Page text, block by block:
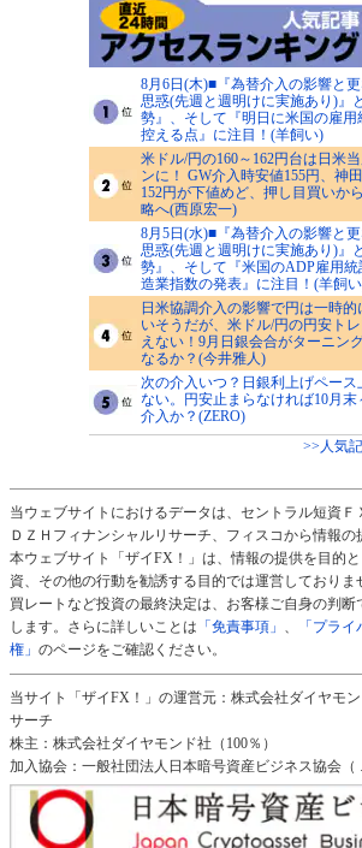
8月6日(木)■『為替介入の影響と
思惑(先週と週明けに実施あり)』
勢』、そして『明日に米国の雇用
控える点』に注目！(羊飼い)
米ドル/円の160～162円台は日米
ンに！ GW介入時安値155円、神
152円が下値めど、押し目買いか
略へ(西原宏一)
8月5日(水)■『為替介入の影響と
思惑(先週と週明けに実施あり)』
勢』、そして『米国のADP雇用
造業指数の発表』に注目！(羊飼
日米協調介入の影響で円は一時的
いそうだが、米ドル/円の円安ト
えない！9月日銀会合がターニン
なるか？(今井雅人)
次の介入いつ？日銀利上げペース
ない。円安止まらなければ10月末
介入か？(ZERO)
>>人気
当ウェブサイトにおけるデータは、セントラル短資Ｆ
ＤＺＨフィナンシャルリサーチ、フィスコから情報の
本ウェブサイト「ザイFX！」は、情報の提供を目的
資、その他の行動を勧誘する目的では運営しており
買レートなど投資の最終決定は、お客様ご自身の判
します。さらに詳しいことは 「免責事項」 、
「プラ
権」 のページをご確認ください。
当サイト「ザイFX！」の運営元：株式会社ダイヤモ
サーチ
株主：株式会社ダイヤモンド社（100％）
加入協会：一般社団法人日本暗号資産ビジネス協会（